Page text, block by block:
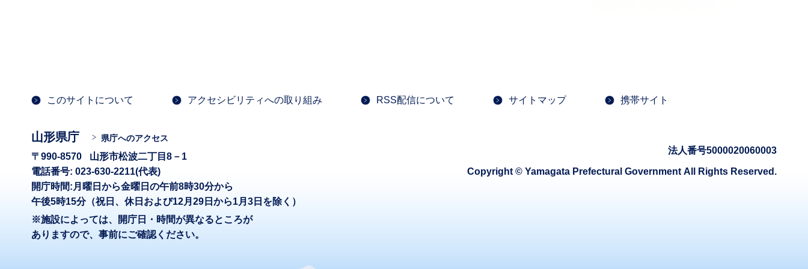
このサイトについて アクセシビリティへの取り組み RSS配信について サイトマップ 携帯サイト
山形県庁 県庁へのアクセス
〒990-8570
山形市松波二丁目8－1
電話番号: 023-630-2211(代表)
開庁時間:月曜日から金曜日の午前8時30分から
午後5時15分（祝日、休日および12月29日から1月3日を除く）
※施設によっては、開庁日・時間が異なるところが
ありますので、事前にご確認ください。
法人番号5000020060003
Copyright © Yamagata Prefectural Government All Rights Reserved.